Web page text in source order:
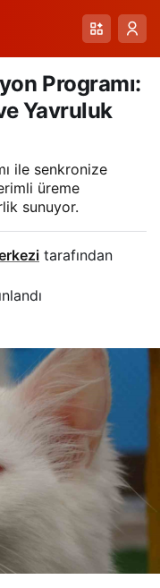
Programı:
Yavruluk
ile senkronize
üreme
sunuyor.
tarafından
Paylaş